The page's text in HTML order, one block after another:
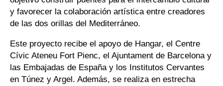
y favorecer la colaboración artística entre creadores
de las dos orillas del Mediterráneo.
Este proyecto recibe el apoyo de Hangar, el Centre
Cívic Ateneu Fort Pienc, el Ajuntament de Barcelona y
las Embajadas de España y los Institutos Cervantes
en Túnez y Argel. Además, se realiza en estrecha